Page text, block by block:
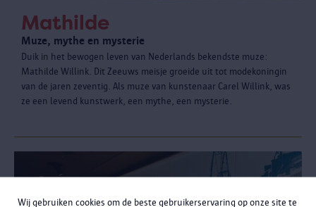
Wij gebruiken cookies om de beste gebruikerservaring op onze site te
Mathilde
Muze, mythe en mysterie
Duik in het bewogen leven van Nederlands bekendste muze:
Mathilde Willink. Dit Zeeuws meisje groeide uit tot modekoningin
van de jaren zeventig. Als muze van kunstenaar Carel Willink, was
ze een levend kunstwerk, een mythe, een mysterie.